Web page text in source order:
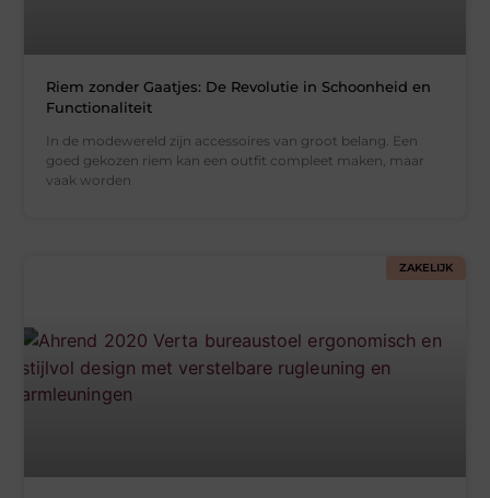
Riem zonder Gaatjes: De Revolutie in Schoonheid en
Functionaliteit
In de modewereld zijn accessoires van groot belang. Een
goed gekozen riem kan een outfit compleet maken, maar
vaak worden
ZAKELIJK